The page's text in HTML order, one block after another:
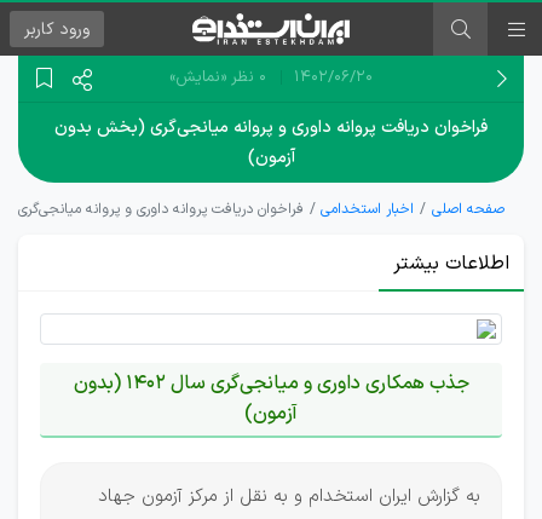
ورود کاربر
۱۴۰۲/۰۶/۲۰ 0 نظر «نمایش»
فراخوان دریافت پروانه داوری و پروانه میانجی‌گری (بخش بدون
آزمون)
صفحه اصلی اخبار استخدامی فراخوان دریافت پروانه داوری و پروانه
اطلاعات بیشتر
جذب همکاری داوری و میانجی‌گری سال 1402 (بدون
آزمون)
به گزارش ایران استخدام و به نقل از مرکز آزمون جهاد